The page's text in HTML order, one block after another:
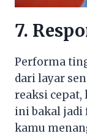
7.
Performa
dari layar
reaksi cepat,
ini bakal jadi
kamu